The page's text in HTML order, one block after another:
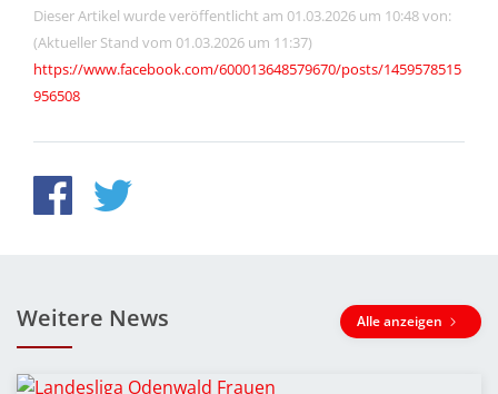
Dieser Artikel wurde veröffentlicht am 01.03.2026 um 10:48 von:
(Aktueller Stand vom 01.03.2026 um 11:37)
https://www.facebook.com/600013648579670/posts/1459578515
956508
Weitere News Alle anzeigen